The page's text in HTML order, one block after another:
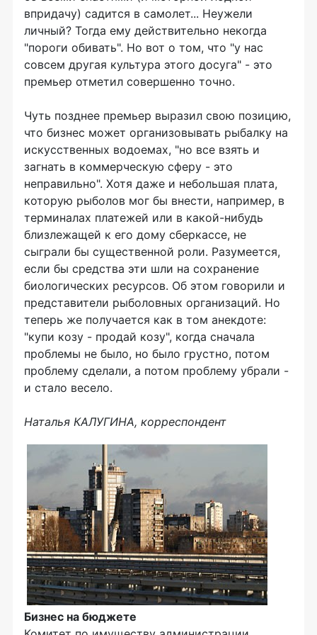
впридачу) садится в самолет... Неужели
личный? Тогда ему действительно некогда
"пороги обивать". Но вот о том, что "у нас
совсем другая культура этого досуга" - это
премьер отметил совершенно точно.
Чуть позднее премьер выразил свою позицию,
что бизнес может организовывать рыбалку на
искусственных водоемах, "но все взять и
загнать в коммерческую сферу - это
неправильно". Хотя даже и небольшая плата,
которую рыболов мог бы внести, например, в
терминалах платежей или в какой-нибудь
близлежащей к его дому сберкассе, не
сыграли бы существенной роли. Разумеется,
если бы средства эти шли на сохранение
биологических ресурсов. Об этом говорили и
представители рыболовных организаций. Но
теперь же получается как в том анекдоте:
"купи козу - продай козу", когда сначала
проблемы не было, но было грустно, потом
проблему сделали, а потом проблему убрали -
и стало весело.
Наталья КАЛУГИНА, корреспондент
Бизнес на бюджете